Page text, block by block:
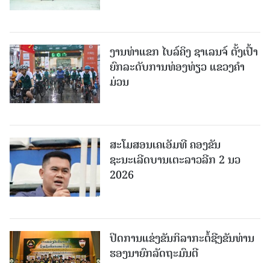
ງານທ່າແຂກ ໄບລ໌ຄິງ ຊາເລນຈ໌ ຕັ້ງເປົ້າ
ຍົກລະດັບການທ່ອງທ່ຽວ ແຂວງຄໍາ
ມ່ວນ
ສະໂມສອນເຄເອັມທີ ຄອງຂັນ
ຊະນະເລີດບານເຕະລາວລີກ 2 ນວ
2026
ປິດການແຂ່ງຂັນກິລາກະຕໍ້ຊີງຂັນທ່ານ
ຮອງນາຍົກລັດຖະມົນຕີ